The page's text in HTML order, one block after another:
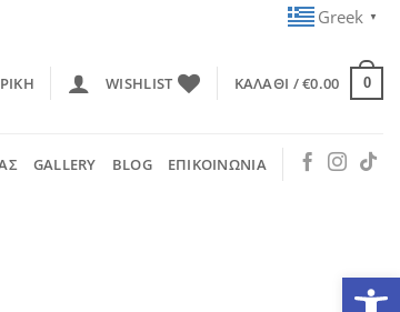
Greek ▼
WISHLIST ΚΑΛΆΘΙ /€0.00 0
GALLERY BLOG ΕΠΙΚΟΙΝΩΝΙΑ